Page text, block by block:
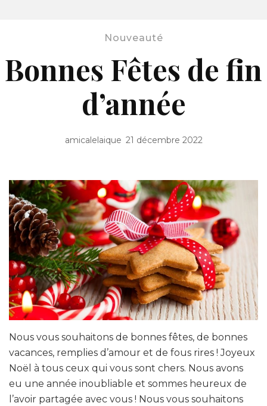
Nouveauté
Bonnes Fêtes de fin
d’année
amicalelaique 21 décembre 2022
Nous vous souhaitons de bonnes fêtes, de bonnes
vacances, remplies d’amour et de fous rires ! Joyeux
Noël à tous ceux qui vous sont chers. Nous avons
eu une année inoubliable et sommes heureux de
l’avoir partagée avec vous ! Nous vous souhaitons